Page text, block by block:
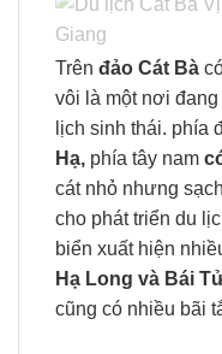
Trên đảo Cát Bà
vôi là một nơi
lịch sinh thái. phía
Hạ, phía tây nam
cát nhỏ nhưng
cho phát triển du
biển xuất hiện
Hạ Long và Bái
cũng có nhiều bãi